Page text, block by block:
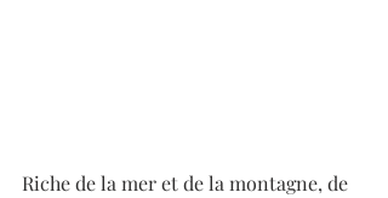
Riche de la mer et de la montagne, de